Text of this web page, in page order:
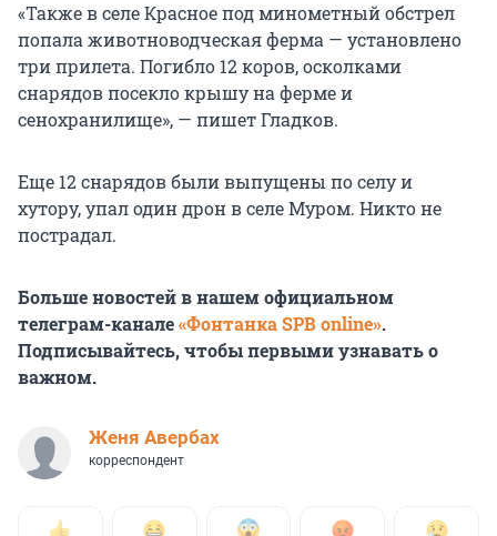
«Также в селе Красное под минометный обстрел
попала животноводческая ферма — установлено
три прилета. Погибло 12 коров, осколками
снарядов посекло крышу на ферме и
сенохранилище», — пишет Гладков.
Еще 12 снарядов были выпущены по селу и
хутору, упал один дрон в селе Муром. Никто не
пострадал.
Больше новостей в нашем официальном
телеграм-канале«Фонтанка SPB online».
Подписывайтесь, чтобы первыми узнавать о
важном.
Женя Авербах
корреспондент